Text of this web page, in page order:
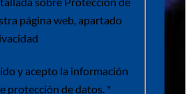
página web, apartado
y acepto la información
protección de datos. *